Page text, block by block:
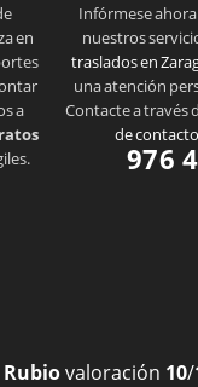
en
a
Infórmese
nuestros
traslados en
una atención
Contacte a través
de contacto
976
valoración 10/